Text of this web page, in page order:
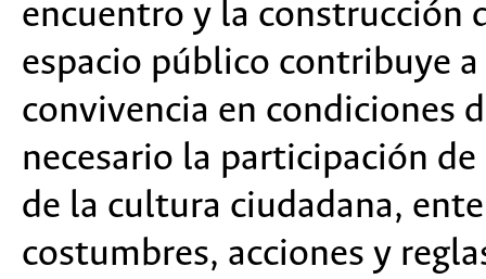
encuentro y la construcción
espacio público contribuye
convivencia en condiciones
necesario la participación
de la cultura ciudadana,
costumbres, acciones y